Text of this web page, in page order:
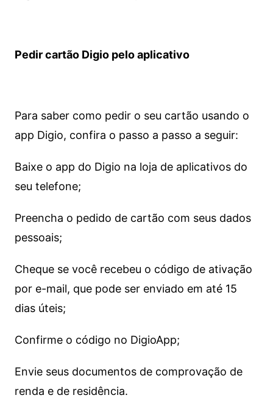
Pedir cartão Digio pelo aplicativo
Para saber como pedir o seu cartão usando o
app Digio, confira o passo a passo a seguir:
Baixe o app do Digio na loja de aplicativos do
seu telefone;
Preencha o pedido de cartão com seus dados
pessoais;
Cheque se você recebeu o código de ativação
por e-mail, que pode ser enviado em até 15
dias úteis;
Confirme o código no DigioApp;
Envie seus documentos de comprovação de
renda e de residência.